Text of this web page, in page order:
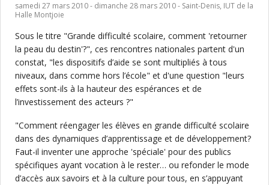
samedi 27 mars 2010 - dimanche 28 mars 2010 - Saint-Denis, IUT de la
Halle Montjoie
Sous le titre "Grande difficulté scolaire, comment 'retourner
la peau du destin'?", ces rencontres nationales partent d'un
constat, "les dispositifs d’aide se sont multipliés à tous
niveaux, dans comme hors l’école" et d'une question "leurs
effets sont-ils à la hauteur des espérances et de
l’investissement des acteurs ?"
"Comment réengager les élèves en grande difficulté scolaire
dans des dynamiques d’apprentissage et de développement?
Faut-il inventer une approche 'spéciale' pour des publics
spécifiques ayant vocation à le rester… ou refonder le mode
d’accès aux savoirs et à la culture pour tous, en s’appuyant